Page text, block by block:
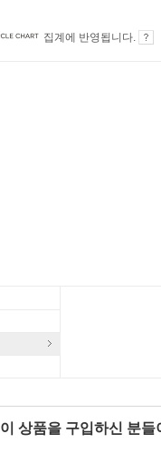
집계에 반영됩니다.
이 상품을 구입하신 분